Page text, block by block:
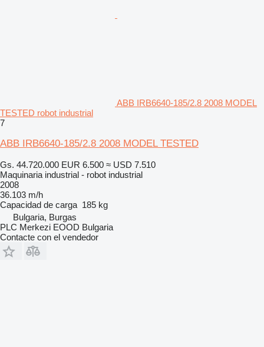
ABB IRB6640-185/2.8 2008 MODEL
TESTED robot industrial
7
ABB IRB6640-185/2.8 2008 MODEL TESTED
Gs. 44.720.000 EUR 6.500 ≈ USD 7.510
Maquinaria industrial - robot industrial
2008
36.103 m/h
Capacidad de carga 185 kg
Bulgaria, Burgas
PLC Merkezi EOOD Bulgaria
Contacte con el vendedor